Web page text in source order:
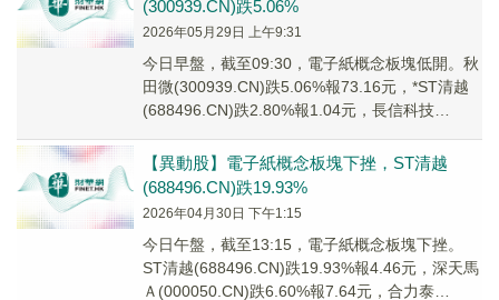
(300939.CN)跌5.06%
2026年05月29日 上午9:31
今日早盤，截至09:30，電子紙概念板塊低開。秋
田微(300939.CN)跌5.06%報73.16元，*ST清越
(688496.CN)跌2.80%報1.04元，長信科技
【異動股】電子紙概念板塊下挫，ST清越
(688496.CN)跌19.93%
2026年04月30日 下午1:15
今日午盤，截至13:15，電子紙概念板塊下挫。
ST清越(688496.CN)跌19.93%報4.46元，深天馬
Ａ(000050.CN)跌6.60%報7.64元，合力泰